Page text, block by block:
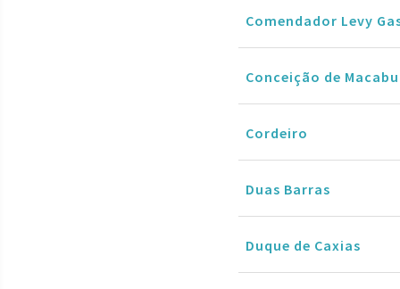
Comendador Levy
Conceição de Macabu
Cordeiro
Duas Barras
Duque de Caxias